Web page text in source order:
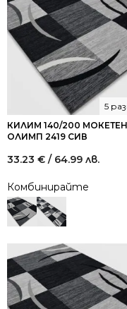
КИЛИМ 140/200 МОКЕТЕН
ОЛИМП 2419 СИВ
5
33.23 € / 64.99 лв.
Комбинирайте